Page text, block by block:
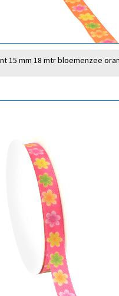
15 mm 18 mtr bloemenzee